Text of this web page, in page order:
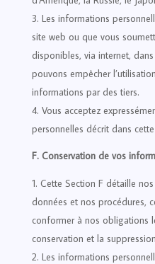
Les informations
site web ou que vous
disponibles, via internet,
pouvons empêcher
informations par des tiers.
Vous acceptez
personnelles décrit dans
F. Conservation de vos
Cette Section F détaille
données et nos procédures,
conformer à nos obligations
conservation et la
Les informations